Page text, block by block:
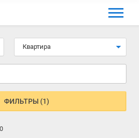
Квартира
ФИЛЬТРЫ (1)